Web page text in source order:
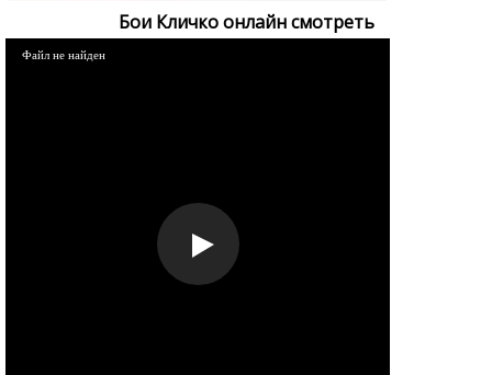
Бои Кличко онлайн смотреть
Файл не найден